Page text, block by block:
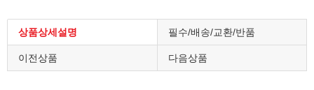
상품상세설명 필수/배송/교환/반품
이전상품 다음상품